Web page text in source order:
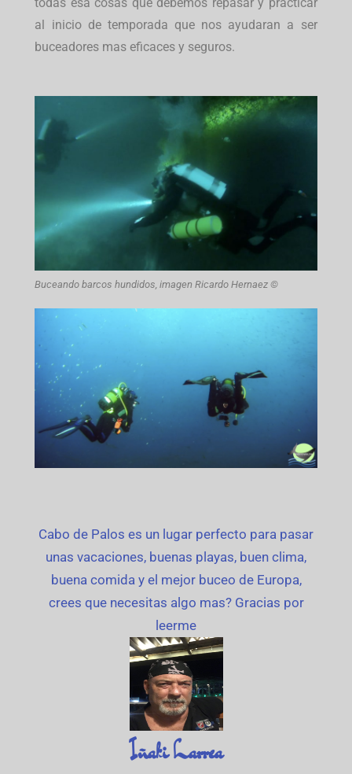
al inicio de temporada que nos ayudaran a ser
buceadores mas eficaces y seguros.
Buceando barcos hundidos, imagen Ricardo Hernaez ©
Cabo de Palos es un lugar perfecto para pasar
unas vacaciones, buenas playas, buen clima,
buena comida y el mejor buceo de Europa,
crees que necesitas algo mas? Gracias por
leerme
Iñaki Larrea